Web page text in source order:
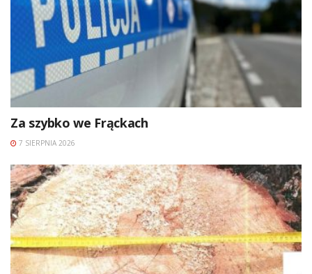
Za szybko we Frąckach
7 SIERPNIA 2026